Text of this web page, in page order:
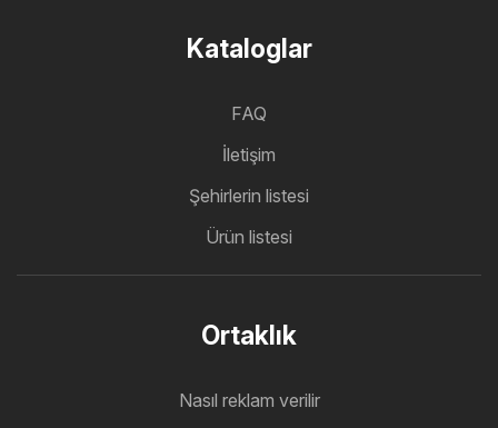
Kataloglar
FAQ
İletişim
Şehirlerin listesi
Ürün listesi
Ortaklık
Nasıl reklam verilir